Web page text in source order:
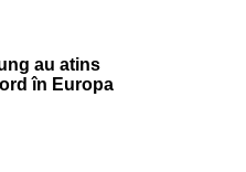
au atins
în Europa